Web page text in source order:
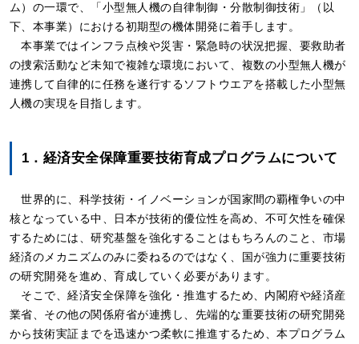
ム）の一環で、「小型無人機の自律制御・分散制御技術」（以
下、本事業）における初期型の機体開発に着手します。
本事業ではインフラ点検や災害・緊急時の状況把握、要救助者
の捜索活動など未知で複雑な環境において、複数の小型無人機が
連携して自律的に任務を遂行するソフトウエアを搭載した小型無
人機の実現を目指します。
1．経済安全保障重要技術育成プログラムについて
世界的に、科学技術・イノベーションが国家間の覇権争いの中
核となっている中、日本が技術的優位性を高め、不可欠性を確保
するためには、研究基盤を強化することはもちろんのこと、市場
経済のメカニズムのみに委ねるのではなく、国が強力に重要技術
の研究開発を進め、育成していく必要があります。
そこで、経済安全保障を強化・推進するため、内閣府や経済産
業省、その他の関係府省が連携し、先端的な重要技術の研究開発
から技術実証までを迅速かつ柔軟に推進するため、本プログラム